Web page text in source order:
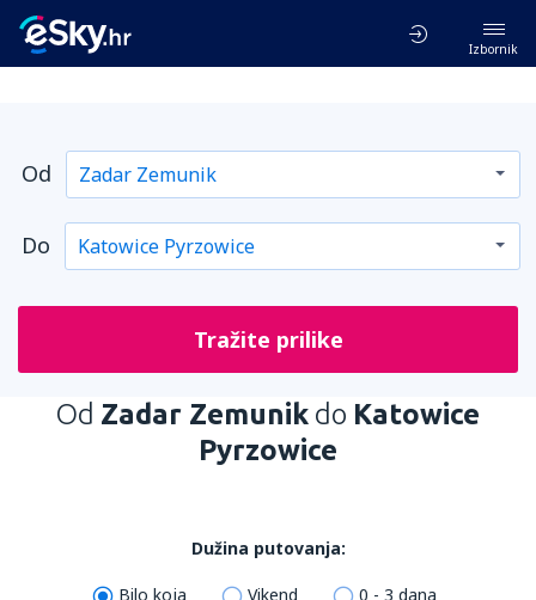
Izbornik
Od
Do
Tražite prilike
Od Zadar Zemunik do Katowice
Pyrzowice
Dužina putovanja:
Bilo koja Vikend 0 - 3 dana